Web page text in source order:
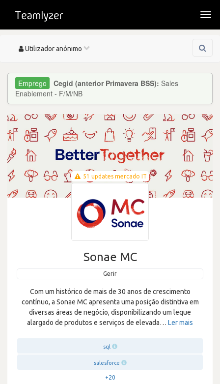
Toggle
Utilizador anónimo
Cegid (anterior Primavera BSS): Sales
Enablement - F/M/NB
51 updates mercado IT
Sonae MC
Gerir
Com um histórico de mais de 30 anos de crescimento
contínuo, a Sonae MC apresenta uma posição distintiva em
diversas áreas de negócio, disponibilizando um leque
alargado de produtos e serviços de elevada… Ler mais
sql
salesforce
+20